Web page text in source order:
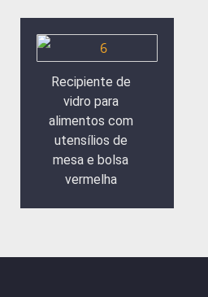
Recipiente de
vidro para
alimentos com
utensílios de
mesa e bolsa
vermelha